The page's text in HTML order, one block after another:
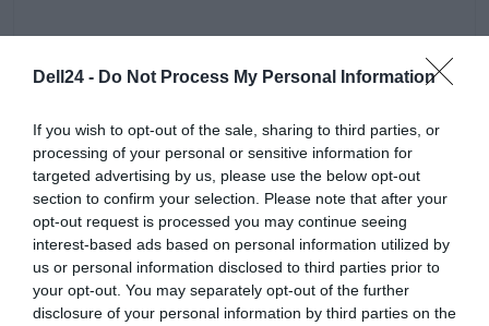
Dell24 - Do Not Process My Personal Information
If you wish to opt-out of the sale, sharing to third parties, or
processing of your personal or sensitive information for
targeted advertising by us, please use the below opt-out
section to confirm your selection. Please note that after your
opt-out request is processed you may continue seeing
interest-based ads based on personal information utilized by
us or personal information disclosed to third parties prior to
your opt-out. You may separately opt-out of the further
disclosure of your personal information by third parties on the
naszych Doradców, którzy służą swoją fachową
wiedzą zarówno poprzez
kontakt telefoniczny jak
i mailowy.
OPIS PRODUKTU